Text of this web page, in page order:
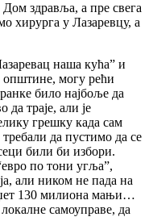
здравља, а пре свега
хирурга у Лазаревцу, а
наша кућа” и
могу рећи
било наjбоље да
да траjе, али jе
грешку када сам
да пустимо да се
били би избори.
по тони угља”,
али ником не пада на
130 милиона мањи…
самоуправе, да